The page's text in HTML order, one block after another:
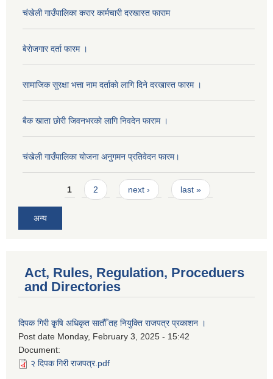
चंखेली गाउँपालिका करार कार्मचारी दरखास्त फाराम
बेराेजगार दर्ता फारम ।
सामाजिक सुरक्षा भत्ता नाम दर्ताकाे लागि दिने दरखास्त फारम ।
बैक खाता छाेरी जिवनभरकाे लागि निवदेन फाराम ।
चंखेली गाउँपालिका योजना अनुगमन प्रतिवेदन फारम।
Pages1 2 next › last »
अन्य
Act, Rules, Regulation, Proceduers
and Directories
दिपक गिरी कृ्षि अधिकृत सातौँ तह नियुक्ति राजपत्र प्रकाशन ।
Post date Monday, February 3, 2025 - 15:42
Document:
२ दिपक गिरी राजपत्र.pdf